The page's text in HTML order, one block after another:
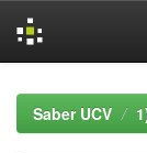
navigationSaber UCV